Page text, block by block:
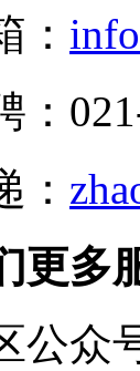
：
：
：
更多
公众